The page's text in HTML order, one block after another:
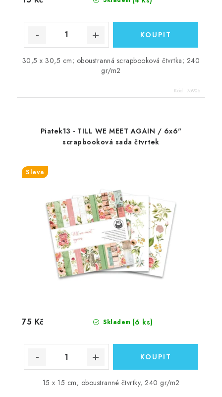
30,5 x 30,5 cm; oboustranná scrapbooková čtvrtka; 240
gr/m2
Kód: 75906
Piatek13 - TILL WE MEET AGAIN / 6x6"
scrapbooková sada čtvrtek
Sleva
Skladem (6 ks)
75 Kč
15 x 15 cm; oboustranné čtvrtky, 240 gr/m2